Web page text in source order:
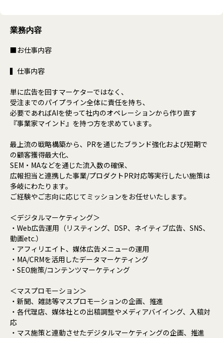
業務内容
■お仕事内容
▍仕事内容
単に広告を回すマーケターではなく、
受注までのパイプライン全体に責任を持ち、
必要であればAIを使って社内のオペレーションから作り直す
『事業家マインド』を持つ方を求めています。
最上流の戦略構築から、PRを通じたブランド強化および短期で
の顧客獲得最大化、
SEM・MAなどを通じた流入数の確保、
広報担当と連携した事業/プロダクトPR対応等実行したい施策は
多岐にわたります。
ご経験やご志向に応じてミッションをお任せいたします。
＜デジタルマーケティング＞
・Web広告運用（リスティング、DSP、ネイティブ広告、SNS、
動画etc.）
・アフィリエイト、媒体広告メニューの運用
・MA/CRMを活用したデータマーケティング
・SEO施策/コンテンツマーケティング
＜マスプロモーション＞
・新聞、雑誌等マスプロモーションの企画、推進
・各代理店、媒体社との出稿調整やメディアバイイング、入稿対
応
・マス施策と連動させたデジタルマーケティングの企画、推進